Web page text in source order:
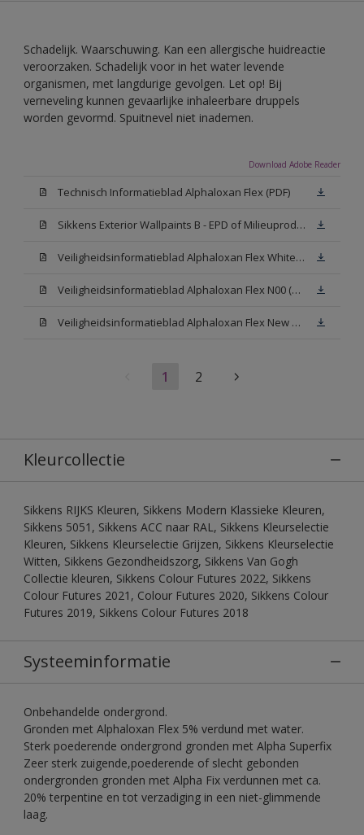
Schadelijk. Waarschuwing. Kan een allergische huidreactie
veroorzaken. Schadelijk voor in het water levende
organismen, met langdurige gevolgen. Let op! Bij
verneveling kunnen gevaarlijke inhaleerbare druppels
worden gevormd. Spuitnevel niet inademen.
Download Adobe Reader
Technisch Informatieblad Alphaloxan Flex (PDF)
Sikkens Exterior Wallpaints B - EPD of Milieuproductverklaring
Veiligheidsinformatieblad Alphaloxan Flex White W05 (MSDS)
Veiligheidsinformatieblad Alphaloxan Flex N00 (MSDS)
Veiligheidsinformatieblad Alphaloxan Flex New N00 (MSDS)
1 2
Kleurcollectie
Sikkens RIJKS Kleuren, Sikkens Modern Klassieke Kleuren,
Sikkens 5051, Sikkens ACC naar RAL, Sikkens Kleurselectie
Kleuren, Sikkens Kleurselectie Grijzen, Sikkens Kleurselectie
Witten, Sikkens Gezondheidszorg, Sikkens Van Gogh
Collectie kleuren, Sikkens Colour Futures 2022, Sikkens
Colour Futures 2021, Colour Futures 2020, Sikkens Colour
Futures 2019, Sikkens Colour Futures 2018
Systeeminformatie
Onbehandelde ondergrond.
Gronden met Alphaloxan Flex 5% verdund met water.
Sterk poederende ondergrond gronden met Alpha Superfix
Zeer sterk zuigende,poederende of slecht gebonden
ondergronden gronden met Alpha Fix verdunnen met ca.
20% terpentine en tot verzadiging in een niet-glimmende
laag.